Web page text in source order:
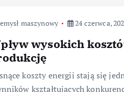
maszynowy 24 czerwca,
wysokich
koszty energii stają się
kształtujących